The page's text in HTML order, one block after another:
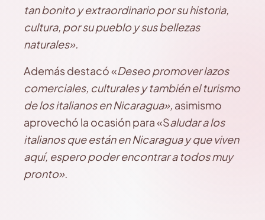
tan bonito y extraordinario por su historia,
cultura, por su pueblo y sus bellezas
naturales».
Además destacó «Deseo promover lazos
comerciales, culturales y también el turismo
de los italianos en Nicaragua», asimismo
aprovechó la ocasión para «Saludar a los
italianos que están en Nicaragua y que viven
aquí, espero poder encontrar a todos muy
pronto».